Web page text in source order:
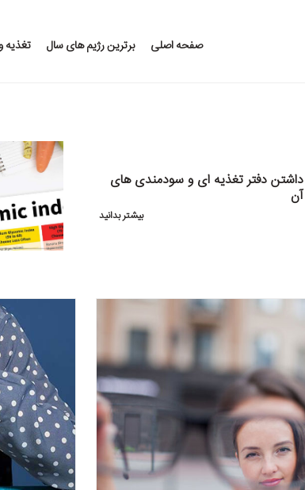
صفحه اصلی برترین رژیم های سال تغذیه
داشتن دفتر تغذیه ای و سودمندی های
آن
بیشتر بدانید